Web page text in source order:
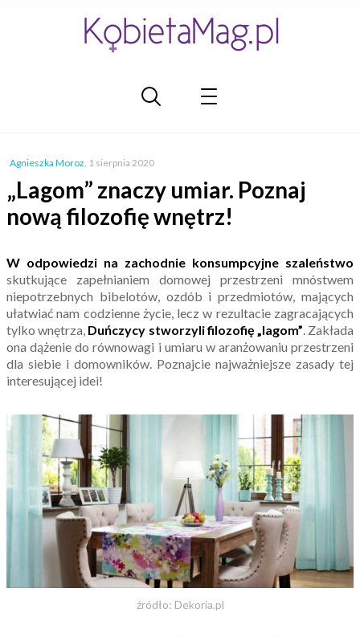
Agnieszka Moroz, 1 sierpnia 2020
„Lagom” znaczy umiar. Poznaj
nową filozofię wnętrz!
W odpowiedzi na zachodnie konsumpcyjne szaleństwo
skutkujące zapełnianiem domowej przestrzeni mnóstwem
niepotrzebnych bibelotów, ozdób i przedmiotów, mających
ułatwiać nam codzienne życie, lecz w rezultacie zagracających
tylko wnętrza, Duńczycy stworzyli filozofię „lagom”. Zakłada
ona dążenie do równowagi i umiaru w aranżowaniu przestrzeni
dla siebie i domowników. Poznajcie najważniejsze zasady tej
interesującej idei!
źródło: Dekoria.pl